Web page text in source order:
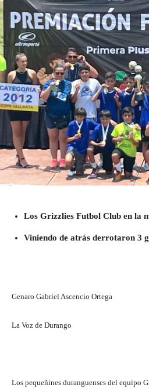
Los Grizzlies Futbol Club en la
Viniendo de atrás derrotaron 3
Genaro Gabriel Ascencio Ortega
La Voz de Durango
Los pequeñines duranguenses del equipo